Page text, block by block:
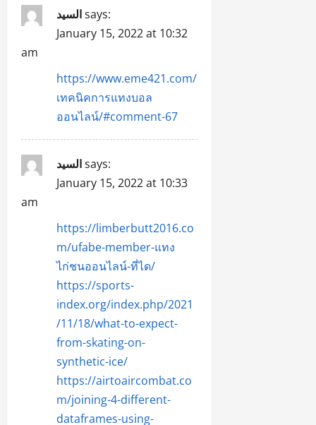
السيدsays:
January 15, 2022 at 10:32
am
https://www.eme421.com/
เทคนิคการแทงบอล
ออนไลน์/#comment-67
السيدsays:
January 15, 2022 at 10:33
am
https://limberbutt2016.co
m/ufabe-member-แทง
ไก่ชนออนไลน์-ที่ได/
https://sports-
index.org/index.php/2021
/11/18/what-to-expect-
from-skating-on-
synthetic-ice/
https://airtoaircombat.co
m/joining-4-different-
dataframes-using-